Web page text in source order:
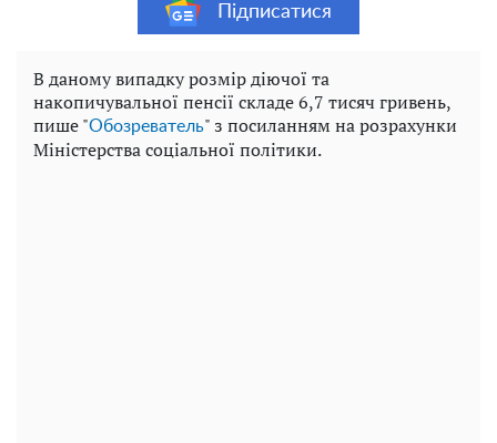
Підписатися
В даному випадку розмір діючої та
накопичувальної пенсії складе 6,7 тисяч гривень,
пише "Обозреватель" з посиланням на розрахунки
Міністерства соціальної політики.